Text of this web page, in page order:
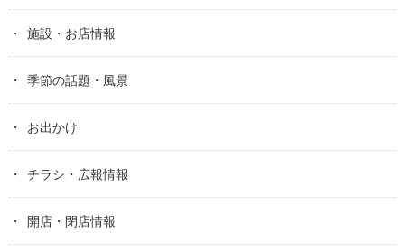
施設・お店情報
季節の話題・風景
お出かけ
チラシ・広報情報
開店・閉店情報